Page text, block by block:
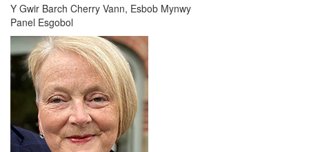
Y Gwir Barch Cherry Vann, Esbob Mynwy
Panel Esgobol